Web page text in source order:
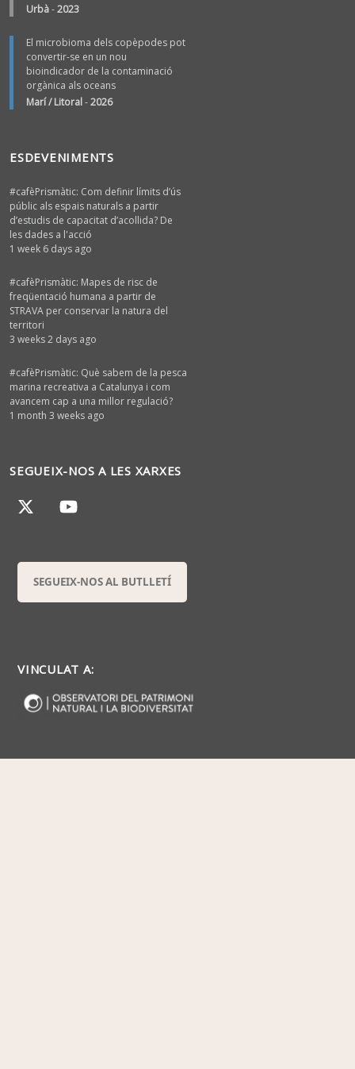
Urbà-2023
El microbioma dels copèpodes pot
convertir-se en un nou
bioindicador de la contaminació
orgànica als oceans
Marí / Litoral-2026
ESDEVENIMENTS
#cafèPrismàtic: Com definir límits d’ús
públic als espais naturals a partir
d’estudis de capacitat d’acollida? De
les dades a l'acció
1 week 6 days ago
#cafèPrismàtic: Mapes de risc de
freqüentació humana a partir de
STRAVA per conservar la natura del
territori
3 weeks 2 days ago
#cafèPrismàtic: Què sabem de la pesca
marina recreativa a Catalunya i com
avancem cap a una millor regulació?
1 month 3 weeks ago
SEGUEIX-NOS A LES XARXES
SEGUEIX-NOS AL BUTLLETÍ
VINCULAT A: